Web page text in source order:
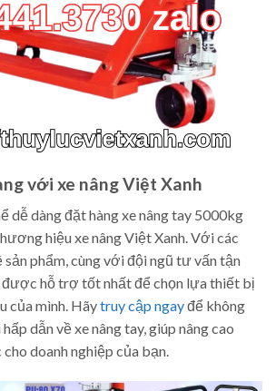
với xe nâng Việt Xanh
dễ dàng đặt hàng xe nâng tay 5000kg
hiệu xe nâng Việt Xanh. Với các
phẩm, cùng với đội ngũ tư vấn tận
được hỗ trợ tốt nhất để chọn lựa thiết bị
của mình. Hãytruy cập ngayđể không
dẫn về xe nâng tay, giúp nâng cao
doanh nghiệp của bạn.